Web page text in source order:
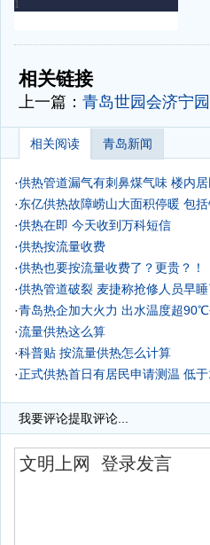
-
相关链接
上一篇： 青岛世园会济宁
相关阅读 青岛新闻
·供热管道漏气有刺鼻煤气味 楼内
·东亿供热故障崂山大面积停暖 包
·供热在即 今天收到万科短信
·供热按流量收费
·供热也要按流量收费了？更贵？！
·供热管道破裂 麦捷称抢修人员早
·青岛热企加大火力 出水温度超
·流量供热这么算
·科普贴 按流量供热怎么计算
·正式供热首日有居民申请测温 低
我要评论提取评论...